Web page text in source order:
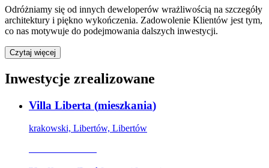
Odróżniamy się od innych deweloperów wrażliwością na szczegóły
architektury i piękno wykończenia. Zadowolenie Klientów jest tym,
co nas motywuje do podejmowania dalszych inwestycji.
Czytaj więcej
Inwestycje zrealizowane
Villa Liberta (mieszkania)
krakowski, Libertów, Libertów